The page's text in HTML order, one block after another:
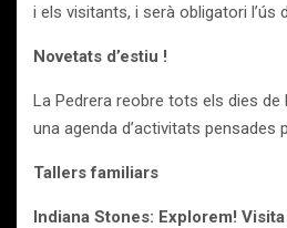
i els visitants, i serà obligatori l’ús
Novetats d’estiu !
La Pedrera reobre tots els dies
una agenda d’activitats pensades
Tallers familiars
Indiana Stones: Explorem!